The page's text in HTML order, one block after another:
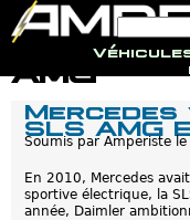
o
r
m
l
a
i
e
d
e
e
c
h
r
c
h
AMG
SLS AMG
Soumis par Amperiste le
En 2010, Mercedes
sportive électrique, la
année, Daimler